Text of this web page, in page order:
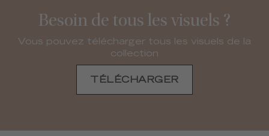
Besoin de tous les visuels ?
Vous pouvez télécharger tous les visuels de la
collection
TÉLÉCHARGER